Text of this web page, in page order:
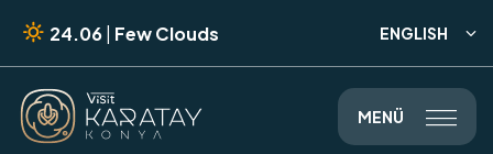
24.06| Few Clouds ENGLISH 
MENÜ 